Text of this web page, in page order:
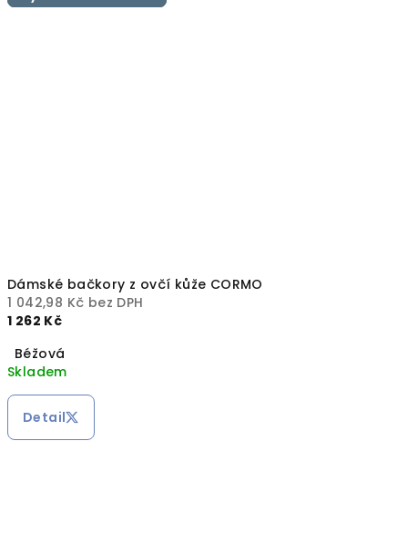
Dámské bačkory z ovčí kůže CORMO
1 042,98 Kč bez DPH
1 262 Kč
Béžová
Skladem
Detail